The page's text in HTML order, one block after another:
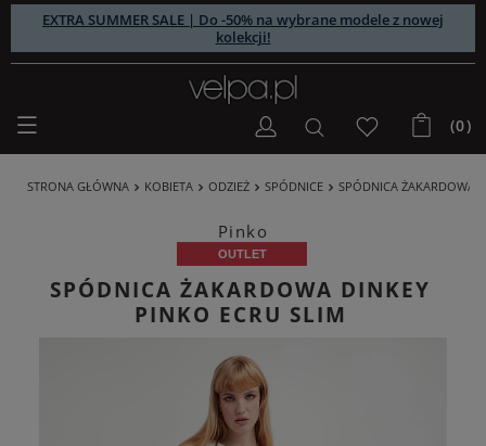
EXTRA SUMMER SALE | Do -50% na wybrane modele z nowej
kolekcji!
(0)
STRONA GŁÓWNA KOBIETA ODZIEŻ SPÓDNICE SPÓDNICA ŻAKARDOWA
Pinko
OUTLET
SPÓDNICA ŻAKARDOWA DINKEY
PINKO ECRU SLIM